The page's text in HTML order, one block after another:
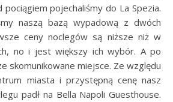
pojechaliśmy do La Spezia.
naszą bazą wypadową z dwóch
ceny noclegów są niższe niż w
no i jest większy ich wybór. A po
skomunikowane miejsce. Ze względu
miasta i przystępną cenę nasz
padł na Bella Napoli Guesthouse.